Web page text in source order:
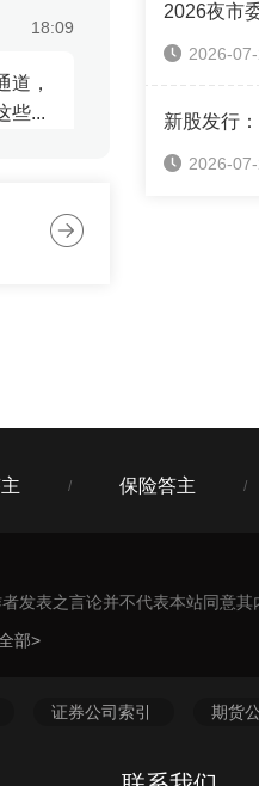
18:09
道，
些...
2026-
2026-
/ 保险答主 /
发表之言论并不代表本站同意
部>
证券公司索引 期货